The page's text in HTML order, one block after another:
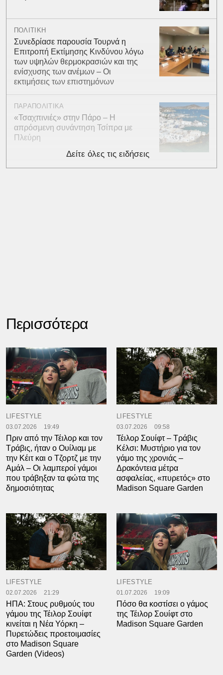
ΠΟΛΙΤΙΚΗ
Συνεδρίασε παρουσία Τουρνά η
Επιτροπή Εκτίμησης Κινδύνου λόγω
των υψηλών θερμοκρασιών και της
ενίσχυσης των ανέμων – Οι
εκτιμήσεις των επιστημόνων
ΠΑΡΑΠΟΛΙΤΙΚΑ
«Τσαχπινιές» στην Πάρο – Η
απρόσμενη συνάντηση Τσίπρα με
Πλεύρη
Δείτε όλες τις ειδήσεις
Περισσότερα
LIFESTYLE
03.07.2026 19:49
Πριν από την Τέιλορ και τον
Τράβις, ήταν ο Ουίλιαμ με
την Κέιτ και ο Τζορτζ με την
Αμάλ – Οι λαμπεροί γάμοι
που τράβηξαν τα φώτα της
δημοσιότητας
LIFESTYLE
03.07.2026 09:58
Τέιλορ Σουίφτ – Τράβις
Κέλσι: Μυστήριο για τον
γάμο της χρονιάς –
Δρακόντεια μέτρα
ασφαλείας, «πυρετός» στο
Madison Square Garden
LIFESTYLE
02.07.2026 21:29
ΗΠΑ: Στους ρυθμούς του
γάμου της Τέιλορ Σουίφτ
κινείται η Νέα Υόρκη –
Πυρετώδεις προετοιμασίες
στο Madison Square
Garden (Videos)
LIFESTYLE
01.07.2026 19:09
Πόσο θα κοστίσει ο γάμος
της Τέιλορ Σουίφτ στο
Madison Square Garden